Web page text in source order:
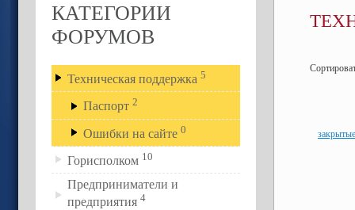
КАТЕГОРИИ
ФОРУМОВ
Техническая поддержка 5
Паспорт 2
Ошибки на сайте 0
Горисполком 10
Предприниматели и
предприятия 4
закрытые